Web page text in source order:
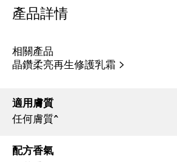
產品詳情
相關產品
晶鑽柔亮再生修護乳霜 >
適用膚質
任何膚質^
配方香氣